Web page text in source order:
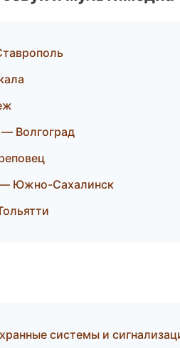
Волгоград
— Южно-Сахалинск
системы и